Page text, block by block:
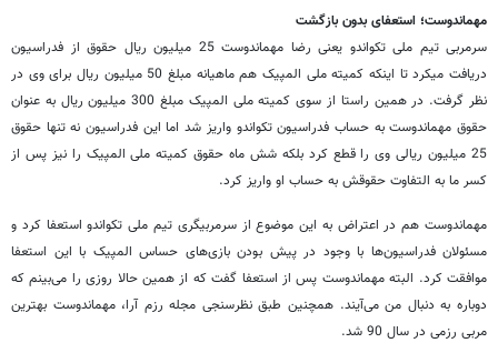
مهماندوست؛ استعفای بدون بازگشت
سرمربی تیم ملی تکواندو یعنی رضا مهماندوست 25 میلیون ریال حقوق از فدراسیون
دریافت می‎کرد تا اینکه کمیته ملی المپیک هم ماهیانه مبلغ 50 میلیون ریال برای وی در
نظر گرفت. در همین راستا از سوی کمیته ملی المپیک مبلغ 300 میلیون ریال به عنوان
حقوق مهماندوست به حساب فدراسیون تکواندو واریز شد اما این فدراسیون نه تنها حقوق
25 میلیون ریالی وی را قطع کرد بلکه شش ماه حقوق کمیته ملی المپیک را نیز پس از
کسر ما به التفاوت حقوقش به حساب او واریز کرد.
مهماندوست هم در اعتراض به این موضوع از سرمربیگری تیم ملی تکواندو استعفا کرد و
مسئولان فدراسیون‌ها با وجود در پیش بودن بازی‌های حساس المپیک با این استعفا
موافقت کرد. البته مهماندوست پس از استعفا گفت که از همین حالا روزی را می‌بینم که
دوباره به دنبال من می‌آیند. همچنین طبق نظرسنجی مجله رزم آرا، مهماندوست بهترین
مربی رزمی در سال 90 شد.